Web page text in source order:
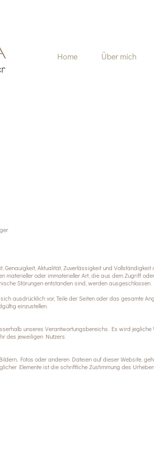
Home Über mich
Genauigkeit, Aktualität, Zuverlässigkeit und Vollständigkeit
materieller oder immaterieller Art, die aus dem Zugriff
Störungen entstanden sind, werden ausgeschlossen.
ausdrücklich vor, Teile der Seiten oder das gesamte
einzustellen.
unseres Verantwortungsbereichs. Es wird
des jeweiligen Nutzers.
Fotos oder anderen Dateien auf dieser Website,
Elemente ist die schriftliche Zustimmung des